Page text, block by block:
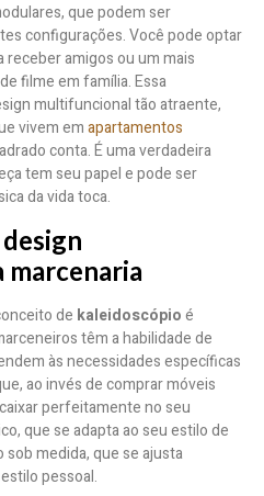
que podem ser
configurações. Você pode optar
amigos ou um mais
filme em família. Essa
multifuncional tão atraente,
vivem emapartamentos
conta. É uma verdadeira
tem seu papel e pode ser
da vida toca.
de kaleidoscópioé
têm a habilidade de
às necessidades específicas
ao invés de comprar móveis
perfeitamente no seu
que se adapta ao seu estilo de
medida, que se ajusta
pessoal.